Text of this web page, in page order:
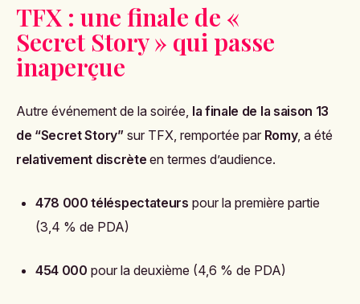
TFX : une finale de «
Secret Story » qui passe
inaperçue
Autre événement de la soirée, la finale de la saison 13
de “Secret Story” sur TFX, remportée par Romy, a été
relativement discrète en termes d’audience.
478 000 téléspectateurs pour la première partie
(3,4 % de PDA)
454 000 pour la deuxième (4,6 % de PDA)